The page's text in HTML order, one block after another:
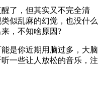
了，但其实又不完全清
似乱麻的幻觉，也没什么
，不知啥原因?
是你近期用脑过多，大脑
一些让人放松的音乐，注